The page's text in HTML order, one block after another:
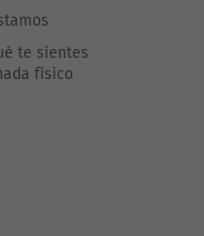
te sientes
físico